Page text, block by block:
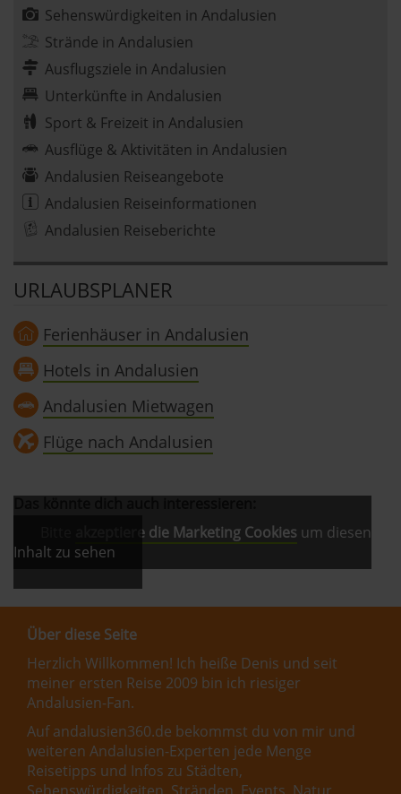
Sehenswürdigkeiten in Andalusien
Strände in Andalusien
Ausflugsziele in Andalusien
Unterkünfte in Andalusien
Sport & Freizeit in Andalusien
Ausflüge & Aktivitäten in Andalusien
Andalusien Reiseangebote
Andalusien Reiseinformationen
Andalusien Reiseberichte
URLAUBSPLANER
Ferienhäuser in Andalusien
Hotels in Andalusien
Andalusien Mietwagen
Flüge nach Andalusien
akzeptiere die Marketing Cookies um diesen
Inhalt zu sehen
Über diese Seite
Herzlich Willkommen! Ich heiße Denis und seit
meiner ersten Reise 2009 bin ich riesiger
Andalusien-Fan.
Auf andalusien360.de bekommst du von mir und
weiteren Andalusien-Experten jede Menge
Reisetipps und Infos zu Städten,
Sehenswürdigkeiten, Stränden, Events, Natur,